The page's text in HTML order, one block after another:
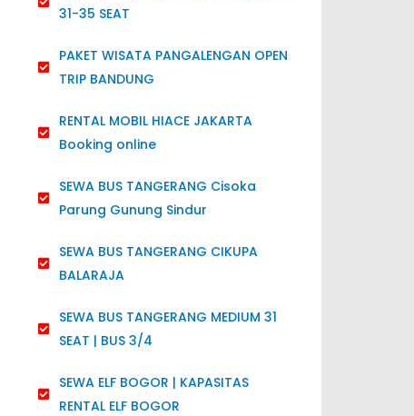
31-35 SEAT
PAKET WISATA PANGALENGAN OPEN
TRIP BANDUNG
RENTAL MOBIL HIACE JAKARTA
Booking online
SEWA BUS TANGERANG Cisoka
Parung Gunung Sindur
SEWA BUS TANGERANG CIKUPA
BALARAJA
SEWA BUS TANGERANG MEDIUM 31
SEAT | BUS 3/4
SEWA ELF BOGOR | KAPASITAS
RENTAL ELF BOGOR